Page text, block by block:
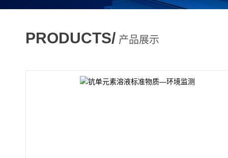
PRODUCTS/ 产品展示